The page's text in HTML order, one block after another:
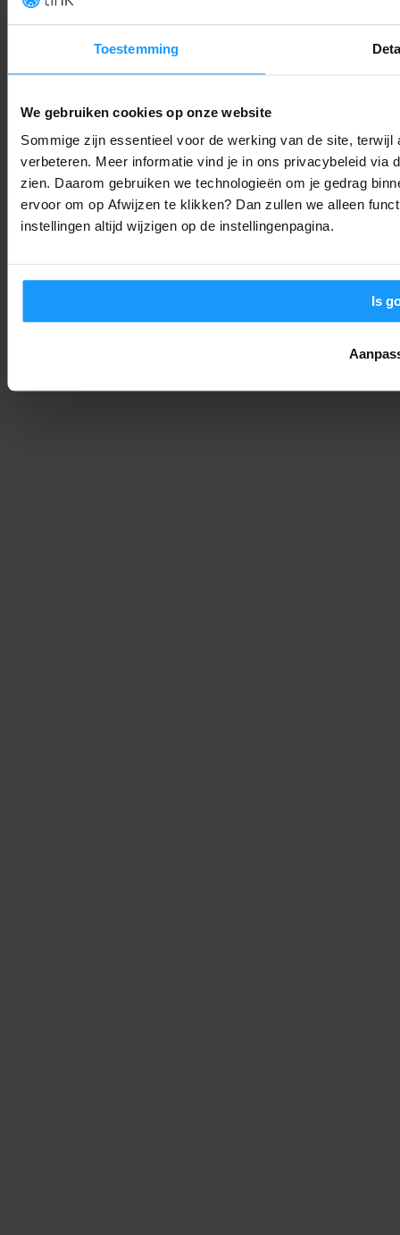
Toestemming
We gebruiken cookies op onze website
Sommige zijn essentieel voor de werking van de site,
verbeteren. Meer informatie vind je in ons privacybeleid via
zien. Daarom gebruiken we technologieën om je gedrag
ervoor om op Afwijzen te klikken? Dan zullen we alleen
instellingen altijd wijzigen op de instellingenpagina.
Is
De $400 AI-puck van OpenAI: De toekomst van de smart
of een privacy-risico?
Smart Home Nieuws Thomas
Sonos voegt stilletjes grote functie toe (en bijna niemand
heeft het door)
Smart Home Nieuws Joshua - 7. augustus 2026
Jouw Google Home werkt weer soepeler: Alles over de
augustus-update